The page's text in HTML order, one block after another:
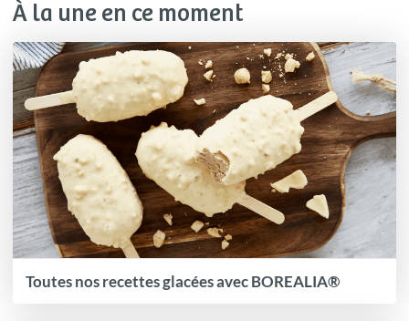
À la une en ce moment
Toutes nos recettes glacées avec BOREALIA®